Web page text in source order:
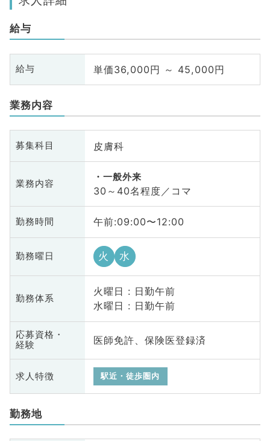
給与
給与 単価36,000円 ～ 45,000円
業務内容
募集科目 皮膚科
業務内容
一般外来
30～40名程度／コマ
勤務時間 午前:09:00〜12:00
勤務曜日 火 水
勤務体系
火曜日 : 日勤午前
水曜日 : 日勤午前
応募資格・
経験
医師免許、保険医登録済
求人特徴 駅近・徒歩圏内
勤務地